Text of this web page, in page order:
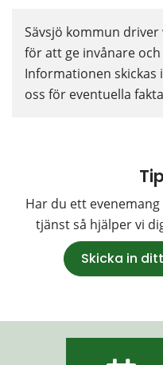
Sävsjö kommun
för att ge invånare
Informationen skickas
oss för eventuella
Har du ett evenemang
tjänst så hjälper vi
Skicka in